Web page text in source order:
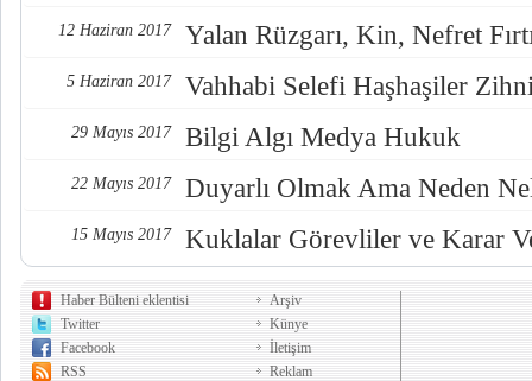
12 Haziran 2017 Yalan Rüzgarı, Kin, Nefret
5 Haziran 2017 Vahhabi Selefi Haşhaşiler
29 Mayıs 2017 Bilgi Algı Medya Hukuk
22 Mayıs 2017 Duyarlı Olmak Ama Neden
15 Mayıs 2017 Kuklalar Görevliler ve Karar
Haber Bülteni eklentisi
Twitter
Facebook
RSS
Arşiv
Künye
İletişim
Reklam